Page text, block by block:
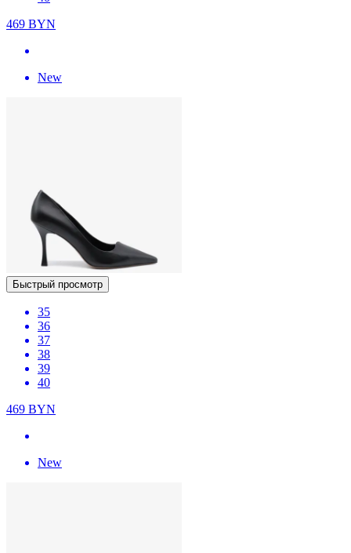
469 BYN
New
Быстрый просмотр
35
36
37
38
39
40
469 BYN
New